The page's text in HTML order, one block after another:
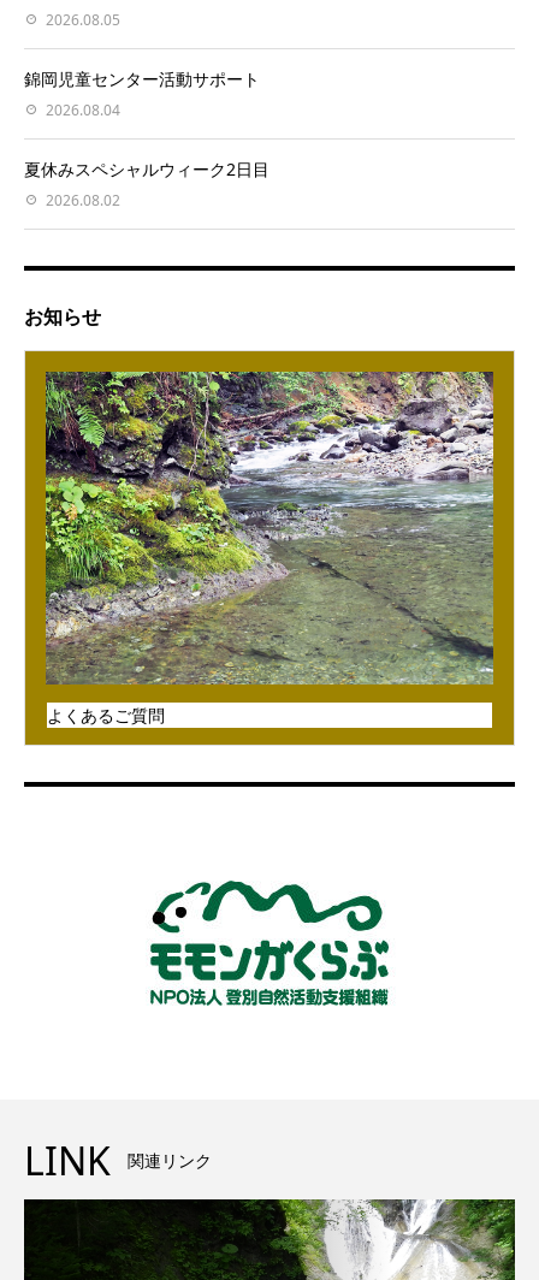
2026.08.05
錦岡児童センター活動サポート
2026.08.04
夏休みスペシャルウィーク2日目
2026.08.02
お知らせ
よくあるご質問
LINK 関連リンク